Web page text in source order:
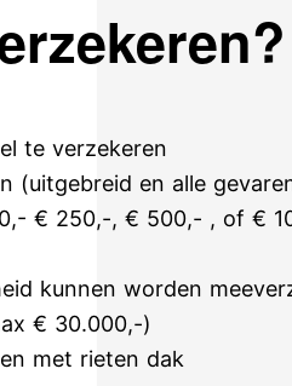
te verzekeren
(uitgebreid en alle
€ 250,-, € 500,- , of €
kunnen worden
€ 30.000,-)
met rieten dak